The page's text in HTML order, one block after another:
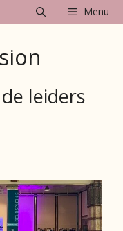
Menu
leiders